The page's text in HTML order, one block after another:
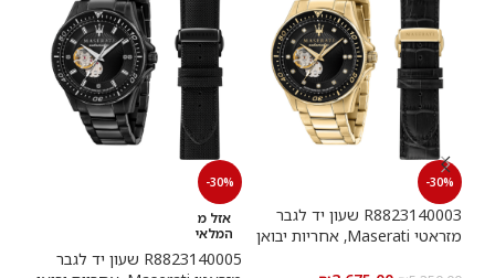
-30%
R8823140003 שעון יד לגבר
מזראטי Maserati, אחריות יבואן
-30%
אזל מ
המלאי
R8823140005 שעון יד לגבר